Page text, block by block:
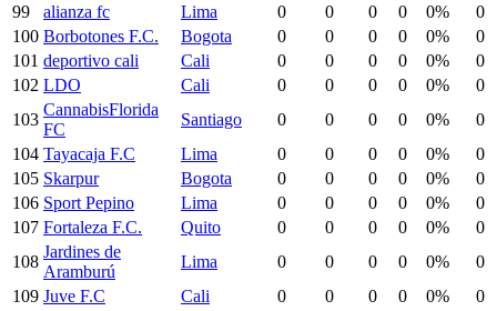
99
alianza fc Lima 0 0 0 0 0%
0
100 Borbotones F.C. Bogota 0 0 0 0 0%
0
101 deportivo cali Cali 0 0 0 0 0%
0
102 LDO Cali 0 0 0 0 0%
0
103
CannabisFlorida
FC
Santiago 0 0 0 0 0%
0
104 Tayacaja F.C Lima 0 0 0 0 0%
0
105 Skarpur Bogota 0 0 0 0 0%
0
106 Sport Pepino Lima 0 0 0 0 0%
0
107 Fortaleza F.C. Quito 0 0 0 0 0%
0
108
Jardines de
Aramburú
Lima 0 0 0 0 0%
0
109 Juve F.C Cali 0 0 0 0 0%
0